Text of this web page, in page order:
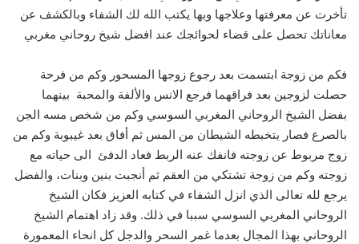
تأخرت عن معرفتها وعلاجها وبها يكتب الله لك الشفاء وبالكشف عن
معاناتك تحصل على قضاء لحوائجك عند افضل شيخ روحاني مغربي
فكم من زوجة ابتسمت بعد رجوع زوجها المسحور وكم من فرحة
حصلت لزوجين بعد فراقهما فرجع الانس والألفة والمحبة بينهما
بفضل الشيخ الروحاني المغربي السوسي وكم من شخص مسه الجن
بالصرع فصار يتخبطه الشيطان من المس ثم أفاق بعد غيبوبة وكم من
زوج مربوط عن زوجته فانفك عنه الربط فعاد الدفئ الى حياته مع
زوجته وكم من زوجة تشتكي من العقم ثم أنجبت بنين وبنات، والفضل
يرجع لله تعالى الذي انزل الشفاء في كتابه العزيز فكان الشيخ
الروحاني المغربي السوسي سببا في ذلك. وقد زاد اهتمام الشيخ
الروحاني بهذا المجال بعدما غمر السحر والدجل كل انحاء المعمورة